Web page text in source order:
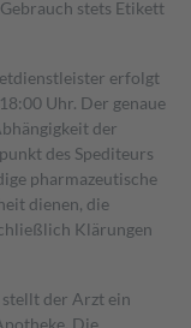
stets Etikett
erfolgt
Uhr. Der genaue
der
des Spediteurs
pharmazeutische
dienen, die
Klärungen
der Arzt ein
Die